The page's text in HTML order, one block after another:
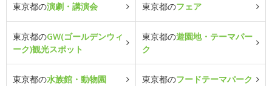
東京都の演劇・講演会 東京都のフェア
東京都のGW(ゴールデンウィ
ーク)観光スポット
東京都の遊園地・テーマパー
ク
東京都の水族館・動物園 東京都のフードテーマパーク